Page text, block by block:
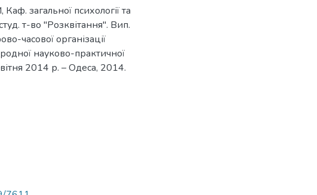
загальної психології та
т-во "Розквітання". Вип.
часової організації
науково-практичної
2014 р. – Одеса, 2014.